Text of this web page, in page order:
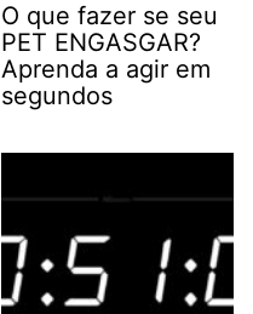
O que fazer se seu
PET ENGASGAR?
Aprenda a agir em
segundos